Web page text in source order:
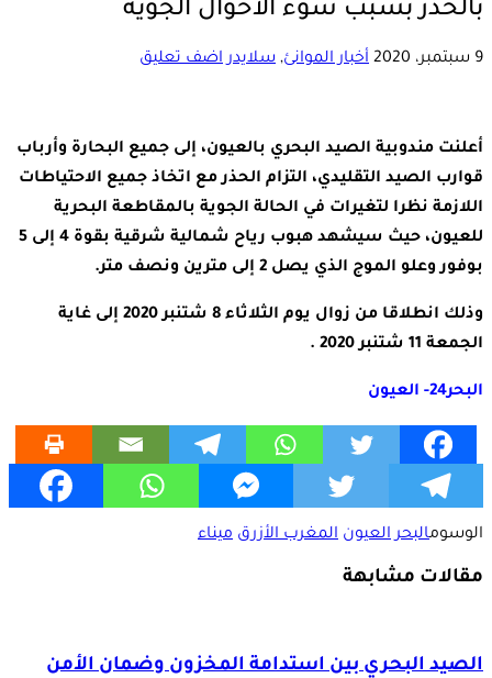
بالحذر بسبب سوء الأحوال الجوية
9 سبتمبر، 2020 أخبار الموانئ, سلايدر اضف تعليق
أعلنت مندوبية الصيد البحري بالعيون، إلى جميع البحارة وأرباب
قوارب الصيد التقليدي، التزام الحذر مع اتخاذ جميع الاحتياطات
اللازمة نظرا لتغيرات في الحالة الجوية بالمقاطعة البحرية
للعيون، حيث سيشهد هبوب رياح شمالية شرقية بقوة 4 إلى 5
بوفور وعلو الموج الذي يصل 2 إلى مترين ونصف متر.
وذلك انطلاقا من زوال يوم الثلاثاء 8 شتنبر 2020 إلى غاية
الجمعة 11 شتنبر 2020 .
البحر24- العيون
الوسومالبحر العيون المغرب الأزرق ميناء
مقالات مشابهة
الصيد البحري بين استدامة المخزون وضمان الأمن